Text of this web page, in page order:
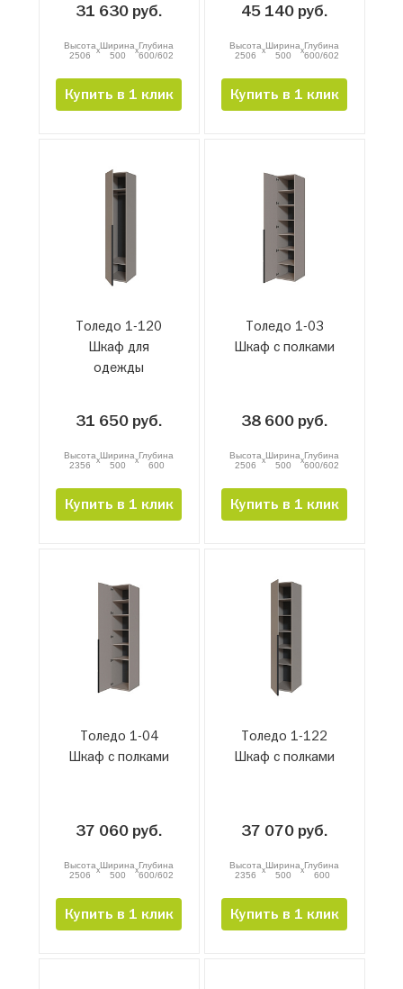
31 630 руб.
Высота
2506
xШирина
500
xГлубина
600/602
Купить в 1 клик
45 140 руб.
Высота
2506
xШирина
500
xГлубина
600/602
Купить в 1 клик
Толедо 1-120
Шкаф для
одежды
31 650 руб.
Высота
2356
xШирина
500
xГлубина
600
Купить в 1 клик
Толедо 1-03
Шкаф с полками
38 600 руб.
Высота
2506
xШирина
500
xГлубина
600/602
Купить в 1 клик
Толедо 1-04
Шкаф с полками
37 060 руб.
Высота
2506
xШирина
500
xГлубина
600/602
Купить в 1 клик
Толедо 1-122
Шкаф с полками
37 070 руб.
Высота
2356
xШирина
500
xГлубина
600
Купить в 1 клик